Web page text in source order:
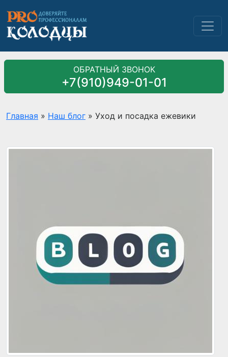
ОБРАТНЫЙ ЗВОНОК
+7(910)949-01-01
Главная » Наш блог » Уход и посадка ежевики